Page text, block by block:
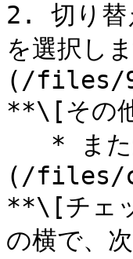
2. 切り替
を選択し
(/files/
**\[その
(/files/
**\[チェ
の横で、